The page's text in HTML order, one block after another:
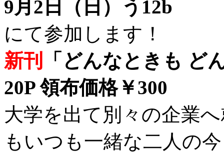
9月2日（日）う12b
にて参加します！
新刊
「どんなときも ど
20P 領布価格￥300
大学を出て別々の企業
もいつも一緒な二人の